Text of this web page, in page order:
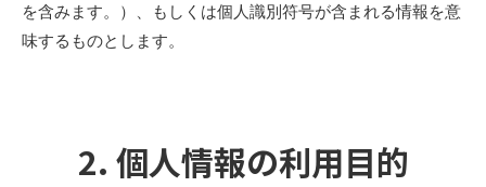
を含みます。）、もしくは個人識別符号が含まれる情報を意
味するものとします。
2. 個人情報の利用目的